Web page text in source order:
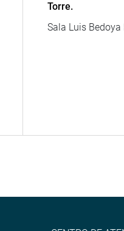
Torre.
Sala Luis Bedoya